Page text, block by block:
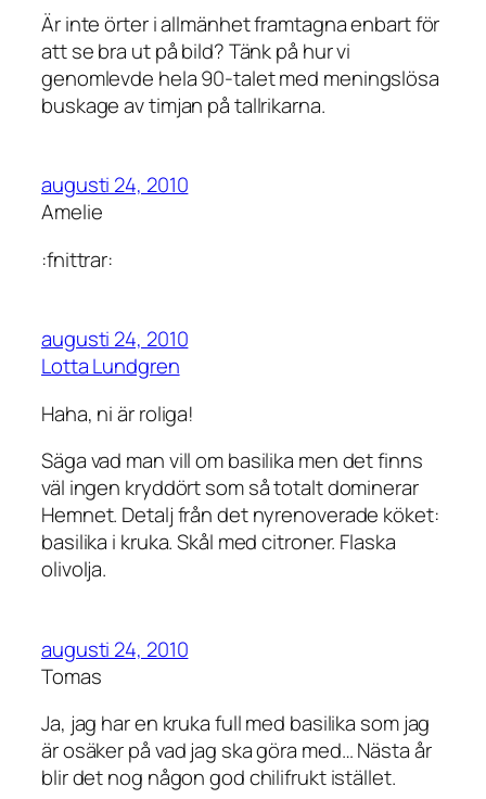
Är inte örter i allmänhet framtagna enbart för
att se bra ut på bild? Tänk på hur vi
genomlevde hela 90-talet med meningslösa
buskage av timjan på tallrikarna.
augusti 24, 2010
Amelie
:fnittrar:
augusti 24, 2010
Lotta Lundgren
Haha, ni är roliga!
Säga vad man vill om basilika men det finns
väl ingen kryddört som så totalt dominerar
Hemnet. Detalj från det nyrenoverade köket:
basilika i kruka. Skål med citroner. Flaska
olivolja.
augusti 24, 2010
Tomas
Ja, jag har en kruka full med basilika som jag
är osäker på vad jag ska göra med… Nästa år
blir det nog någon god chilifrukt istället.